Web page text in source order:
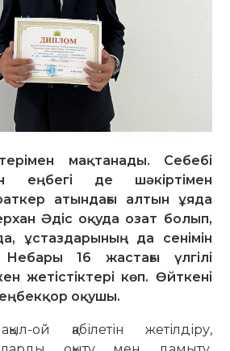
мақтанады. Себебі
еңбегі де шәкіртімен
атындағы алтын ұяда
Әдіс оқуда озат болып,
ұстаздарының да сенімін
16 жастағы үлгілі
жетістіктері көп. Өйткені
еңбекқор оқушы.
ой қабілетін жетілдіру,